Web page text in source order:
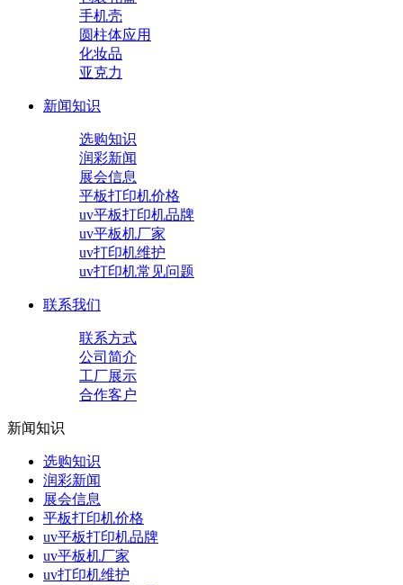
手机壳
圆柱体应用
化妆品
亚克力
新闻知识
选购知识
润彩新闻
展会信息
平板打印机价格
uv平板打印机品牌
uv平板机厂家
uv打印机维护
uv打印机常见问题
联系我们
联系方式
公司简介
工厂展示
合作客户
新闻知识
选购知识
润彩新闻
展会信息
平板打印机价格
uv平板打印机品牌
uv平板机厂家
uv打印机维护